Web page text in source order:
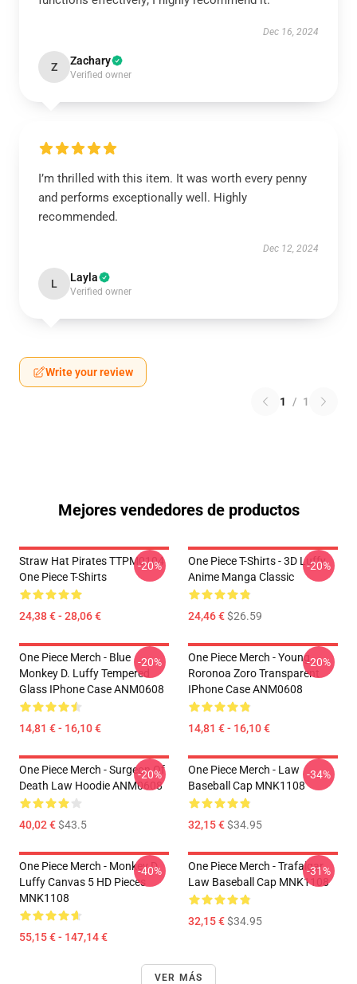
Dec 16, 2024
Z Zachary
Verified owner
I’m thrilled with this item. It was worth every penny
and performs exceptionally well. Highly
recommended.
Dec 12, 2024
L Layla
Verified owner
Write your review
1 / 1
Mejores vendedores de productos
Straw Hat Pirates TTPM0104
One Piece T-Shirts
24,38 € - 28,06 €
-20%
One Piece T-Shirts - 3D Luffy
Anime Manga Classic
24,46 €$26.59
-20%
One Piece Merch - Blue
Monkey D. Luffy Tempered
Glass IPhone Case ANM0608
14,81 € - 16,10 €
-20%
One Piece Merch - Young
Roronoa Zoro Transparent
IPhone Case ANM0608
14,81 € - 16,10 €
-20%
One Piece Merch - Surgeon Of
Death Law Hoodie ANM0608
40,02 €$43.5
-20%
One Piece Merch - Law
Baseball Cap MNK1108
32,15 €$34.95
-34%
One Piece Merch - Monkey D.
Luffy Canvas 5 HD Pieces
MNK1108
55,15 € - 147,14 €
-40%
One Piece Merch - Trafalgar
Law Baseball Cap MNK1108
32,15 €$34.95
-31%
VER MÁS